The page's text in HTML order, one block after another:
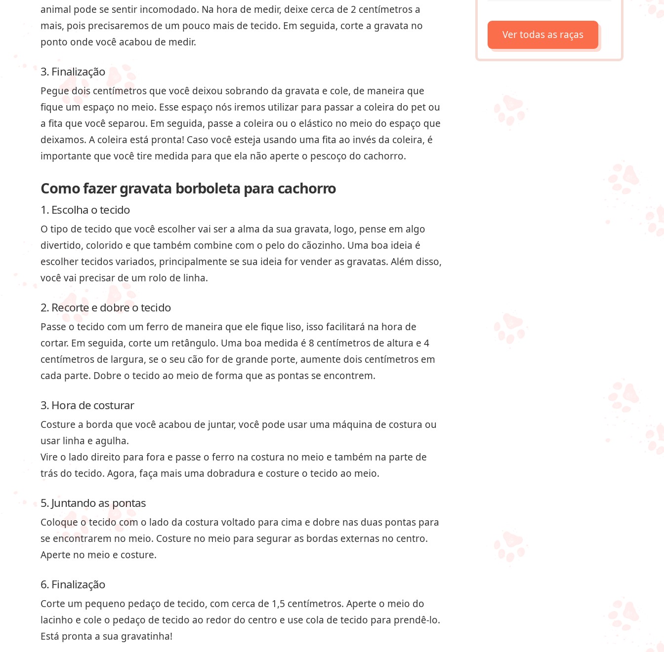
animal pode se sentir incomodado. Na hora de medir, deixe cerca de 2 centímetros a
mais, pois precisaremos de um pouco mais de tecido. Em seguida, corte a gravata no
ponto onde você acabou de medir.
3. Finalização
Pegue dois centímetros que você deixou sobrando da gravata e cole, de maneira que
fique um espaço no meio. Esse espaço nós iremos utilizar para passar a coleira do pet ou
a fita que você separou. Em seguida, passe a coleira ou o elástico no meio do espaço que
deixamos. A coleira está pronta! Caso você esteja usando uma fita ao invés da coleira, é
importante que você tire medida para que ela não aperte o pescoço do cachorro.
Como fazer gravata borboleta para cachorro
1. Escolha o tecido
O tipo de tecido que você escolher vai ser a alma da sua gravata, logo, pense em algo
divertido, colorido e que também combine com o pelo do cãozinho. Uma boa ideia é
escolher tecidos variados, principalmente se sua ideia for vender as gravatas. Além disso,
você vai precisar de um rolo de linha.
2. Recorte e dobre o tecido
Passe o tecido com um ferro de maneira que ele fique liso, isso facilitará na hora de
cortar. Em seguida, corte um retângulo. Uma boa medida é 8 centímetros de altura e 4
centímetros de largura, se o seu cão for de grande porte, aumente dois centímetros em
cada parte. Dobre o tecido ao meio de forma que as pontas se encontrem.
3. Hora de costurar
Costure a borda que você acabou de juntar, você pode usar uma máquina de costura ou
usar linha e agulha.
Vire o lado direito para fora e passe o ferro na costura no meio e também na parte de
trás do tecido. Agora, faça mais uma dobradura e costure o tecido ao meio.
5. Juntando as pontas
Coloque o tecido com o lado da costura voltado para cima e dobre nas duas pontas para
se encontrarem no meio. Costure no meio para segurar as bordas externas no centro.
Aperte no meio e costure.
6. Finalização
Corte um pequeno pedaço de tecido, com cerca de 1,5 centímetros. Aperte o meio do
lacinho e cole o pedaço de tecido ao redor do centro e use cola de tecido para prendê-lo.
Está pronta a sua gravatinha!
Ver todas as raças